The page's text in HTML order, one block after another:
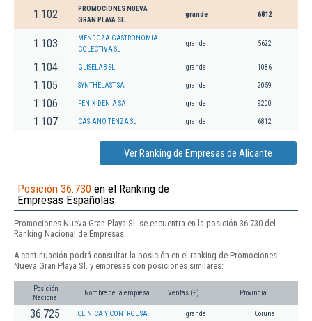
1.102
PROMOCIONES NUEVA
GRAN PLAYA SL.
grande 6812
1.103
MENDOZA GASTRONOMIA
COLECTIVA SL
grande 5622
1.104 GLISELAB SL grande 1086
1.105 SYNTHELAST SA grande 2059
1.106 FENIX DENIA SA grande 9200
1.107 CASIANO TENZA SL grande 6812
Ver Ranking de Empresas de Alicante
Posición 36.730 en el Ranking de
Empresas Españolas
Promociones Nueva Gran Playa Sl. se encuentra en la posición 36.730 del
Ranking Nacional de Empresas.
A continuación podrá consultar la posición en el ranking de Promociones
Nueva Gran Playa Sl. y empresas con posiciones similares:
Posición
Nacional
Nombre de la empresa Ventas (€) Provincia
36.725 CLINICA Y CONTROL SA grande Coruña